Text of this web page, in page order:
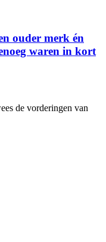
ouder merk én
waren in kort
de vorderingen van